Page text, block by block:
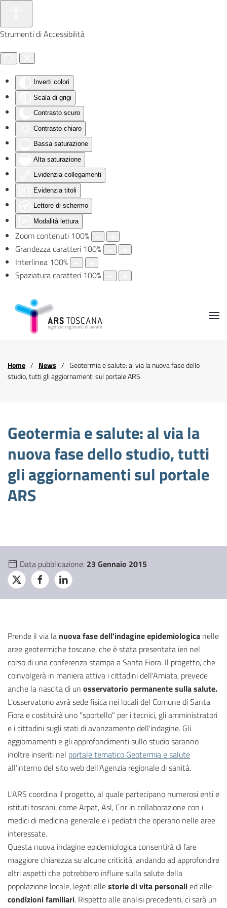
Strumenti di Accessibilità
Inverti colori
Scala di grigi
Contrasto scuro
Contrasto chiaro
Bassa saturazione
Alta saturazione
Evidenzia collegamenti
Evidenzia titoli
Lettore di schermo
Modalità lettura
Zoom contenuti 100%
Grandezza caratteri 100%
Interlinea 100%
Spaziatura caratteri 100%
Skip to main content
Home News
Geotermia e salute: al via la nuova fase dello
studio, tutti gli aggiornamenti sul portale ARS
Geotermia e salute: al via la
nuova fase dello studio, tutti
gli aggiornamenti sul portale
ARS
Data pubblicazione: 23 Gennaio 2015
Prende il via la nuova fase dell'indagine epidemiologica nelle
aree geotermiche toscane, che è stata presentata ieri nel
corso di una conferenza stampa a Santa Fiora. Il progetto, che
coinvolgerà in maniera attiva i cittadini dell'Amiata, prevede
anche la nascita di un osservatorio permanente sulla salute.
L'osservatorio avrà sede fisica nei locali del Comune di Santa
Fiora e costituirà uno "sportello" per i tecnici, gli amministratori
e i cittadini sugli stati di avanzamento dell'indagine. Gli
aggiornamenti e gli approfondimenti sullo studio saranno
inoltre inseriti nel portale tematico Geotermia e salute
all’interno del sito web dell'Agenzia regionale di sanità.
L'ARS coordina il progetto, al quale partecipano numerosi enti e
istituti toscani, come Arpat, Asl, Cnr in collaborazione con i
medici di medicina generale e i pediatri che operano nelle aree
interessate.
Questa nuova indagine epidemiologica consentirà di fare
maggiore chiarezza su alcune criticità, andando ad approfondire
altri aspetti che potrebbero influire sulla salute della
popolazione locale, legati allestorie di vita personalied alle
condizioni familiari. Rispetto alle analisi precedenti, ci sarà un